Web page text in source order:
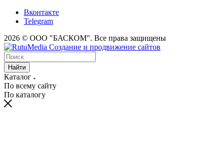
Вконтакте
Telegram
2026 © ООО "БАСКОМ". Все права защищены
Найти
Каталог
По всему сайту
По каталогу